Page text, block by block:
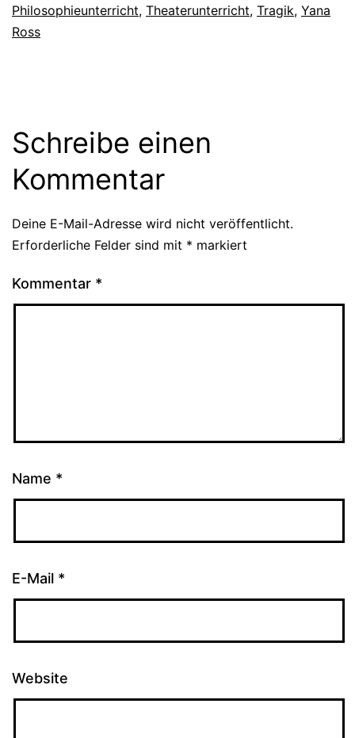
Philosophieunterricht, Theaterunterricht, Tragik, Yana
Ross
Schreibe einen
Kommentar
Deine E-Mail-Adresse wird nicht veröffentlicht.
Erforderliche Felder sind mit * markiert
Kommentar *
Name *
E-Mail *
Website